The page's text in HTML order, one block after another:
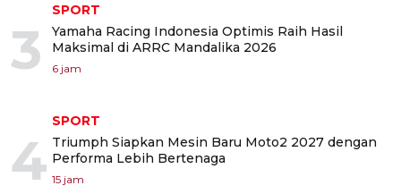
3
SPORT
Yamaha Racing Indonesia Optimis Raih Hasil
Maksimal di ARRC Mandalika 2026
6 jam
4
SPORT
Triumph Siapkan Mesin Baru Moto2 2027 dengan
Performa Lebih Bertenaga
15 jam